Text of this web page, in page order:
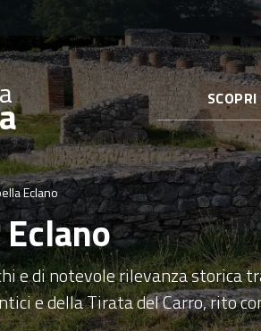
Eclano
e di notevole rilevanza storica
e della Tirata del Carro, rito